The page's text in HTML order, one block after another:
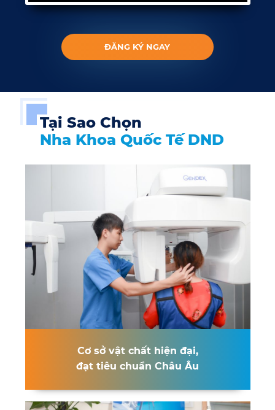
ĐĂNG KÝ NGAY
Tại Sao Chọn
Nha Khoa Quốc Tế DND
Cơ sở vật chất hiện đại,
đạt tiêu chuẩn Châu Âu